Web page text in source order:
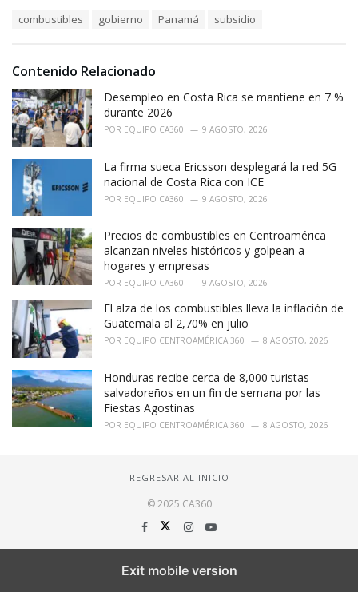
r
i
e
s
:
:
combustibles gobierno Panamá subsidio
Contenido Relacionado
Desempleo en Costa Rica se mantiene en 7 %
durante 2026
POR EQUIPO CA360 9 AGOSTO, 2026
La firma sueca Ericsson desplegará la red 5G
nacional de Costa Rica con ICE
POR EQUIPO CA360 9 AGOSTO, 2026
Precios de combustibles en Centroamérica
alcanzan niveles históricos y golpean a
hogares y empresas
POR EQUIPO CA360 9 AGOSTO, 2026
El alza de los combustibles lleva la inflación de
Guatemala al 2,70% en julio
POR EQUIPO CENTROAMÉRICA 360 8 AGOSTO, 2026
Honduras recibe cerca de 8,000 turistas
salvadoreños en un fin de semana por las
Fiestas Agostinas
POR EQUIPO CENTROAMÉRICA 360 8 AGOSTO, 2026
REGRESAR AL INICIO
© 2025 CA360
Exit mobile version